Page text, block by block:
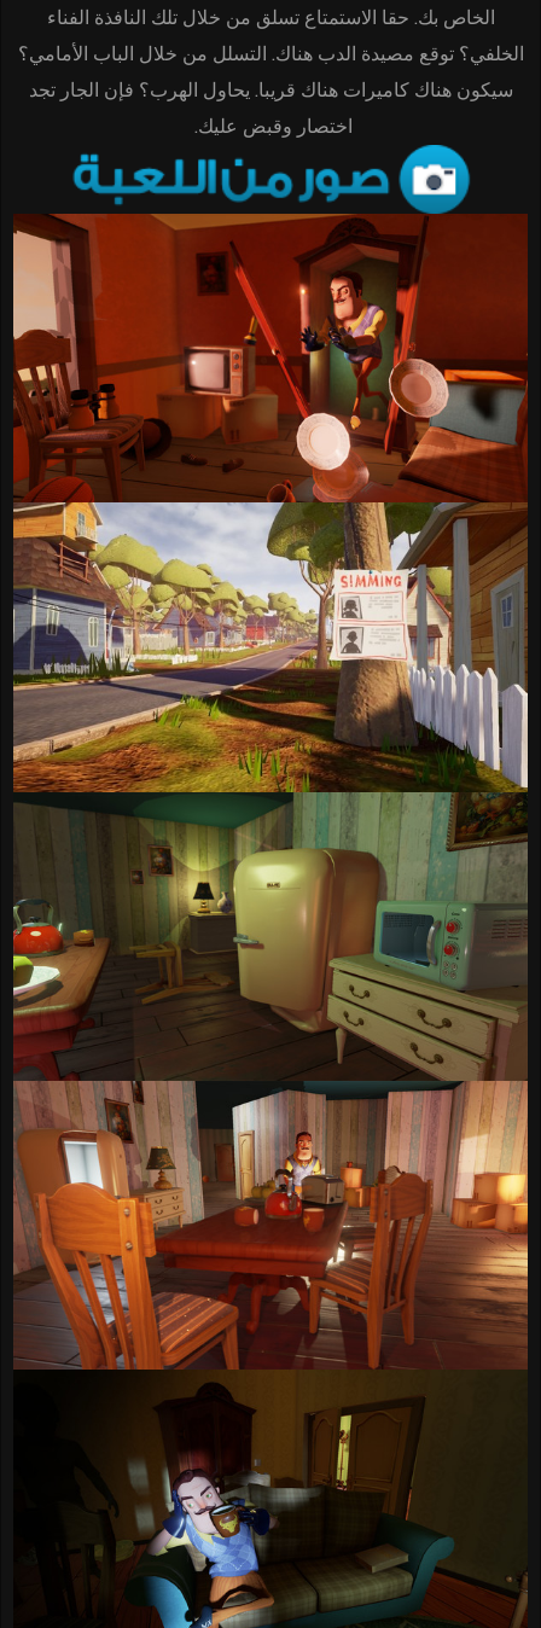
الخاص بك. حقا الاستمتاع تسلق من خلال تلك النافذة الفناء
الخلفي؟ توقع مصيدة الدب هناك. التسلل من خلال الباب الأمامي؟
سيكون هناك كاميرات هناك قريبا. يحاول الهرب؟ فإن الجار تجد
اختصار وقبض عليك.